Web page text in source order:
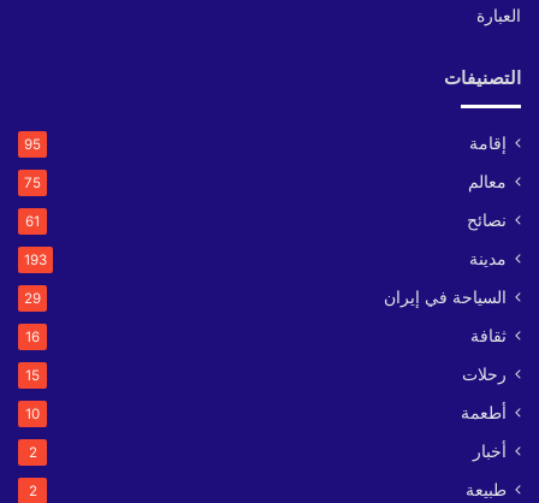
العبارة
التصنيفات
إقامة 95
معالم 75
نصائح 61
مدينة 193
السياحة في إيران 29
ثقافة 16
رحلات 15
أطعمة 10
أخبار 2
طبيعة 2